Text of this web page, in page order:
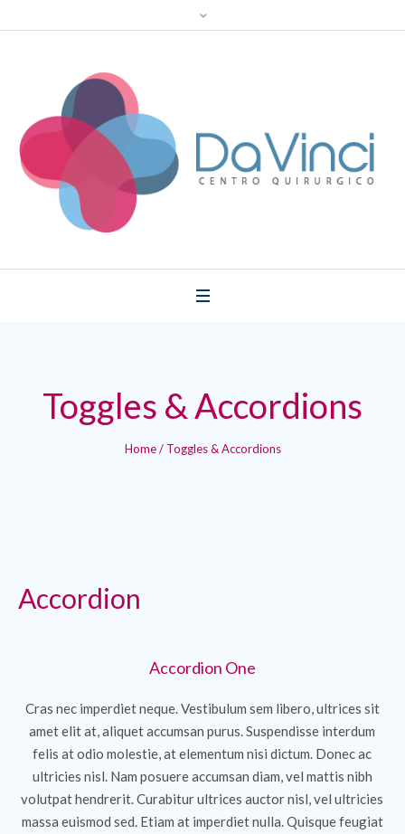
Toggles & Accordions
Home / Toggles & Accordions
Accordion
Accordion One
Cras nec imperdiet neque. Vestibulum sem libero, ultrices sit
amet elit at, aliquet accumsan purus. Suspendisse interdum
felis at odio molestie, at elementum nisi dictum. Donec ac
ultricies nisl. Nam posuere accumsan diam, vel mattis nibh
volutpat hendrerit. Curabitur ultrices auctor nisl, vel ultricies
massa euismod sed. Etiam at imperdiet nulla. Quisque feugiat